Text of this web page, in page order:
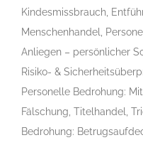
Kindesmissbrauch,
Menschenhandel,
Anliegen – persönlicher
Risiko- &
Personelle Bedrohung:
Fälschung, Titelhandel,
Bedrohung: